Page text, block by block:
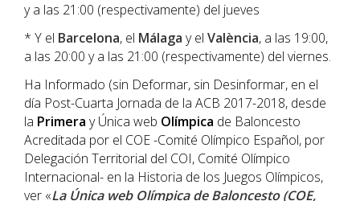
y a las 21:00 (respectivamente) del jueves
* Y el Barcelona, el Málaga y el València, a las 19:00,
a las 20:00 y a las 21:00 (respectivamente) del viernes.
Ha Informado (sin Deformar, sin Desinformar, en el
día Post-Cuarta Jornada de la ACB 2017-2018, desde
la Primera y Única web Olímpica de Baloncesto
Acreditada por el COE -Comité Olímpico Español, por
Delegación Territorial del COI, Comité Olímpico
Internacional- en la Historia de los Juegos Olímpicos,
ver «La Única web Olímpica de Baloncesto (COE,